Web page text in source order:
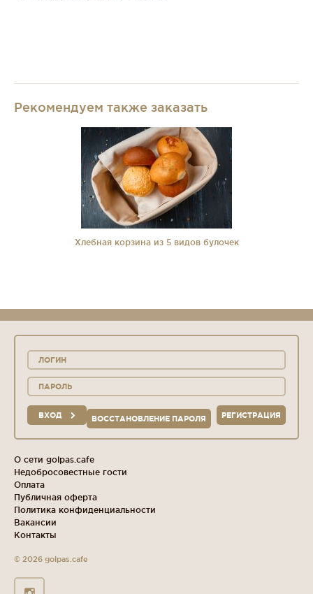
Рекомендуем также заказать
Хлебная корзина из 5 видов булочек
ВХОД РЕГИСТРАЦИЯ
ВОССТАНОВЛЕНИЕ ПАРОЛЯ
О сети golpas.cafe
Недобросовестные гости
Оплата
Публичная оферта
Политика конфиденциальности
Вакансии
Контакты
© 2026 golpas.cafe